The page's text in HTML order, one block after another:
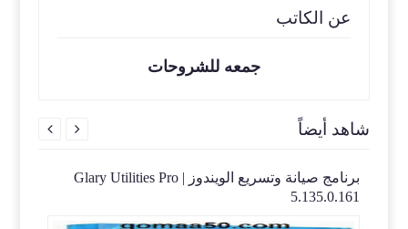
عن الكاتب
جمعه للشروحات
شاهد أيضاً
برنامج صيانة وتسريع الويندوز | Glary Utilities Pro
5.135.0.161
 